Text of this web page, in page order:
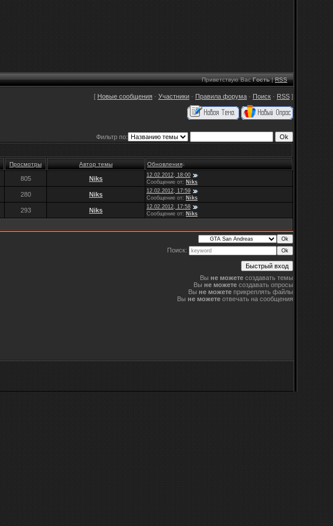
Приветствую Вас Гость|RSS
[ Новые сообщения · Участники · Правила форума · Поиск · RSS ]
Фильтр по:
Просмотры Автор темы Обновления↓
805 Niks
12.02.2012, 18:00
Сообщение от: Niks
280 Niks
12.02.2012, 17:59
Сообщение от: Niks
293 Niks
12.02.2012, 17:58
Сообщение от: Niks
Поиск:
Вы не можете создавать темы
Вы не можете создавать опросы
Вы не можете прикреплять файлы
Вы не можете отвечать на сообщения